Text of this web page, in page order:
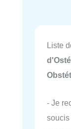
Liste
- Je
soucis